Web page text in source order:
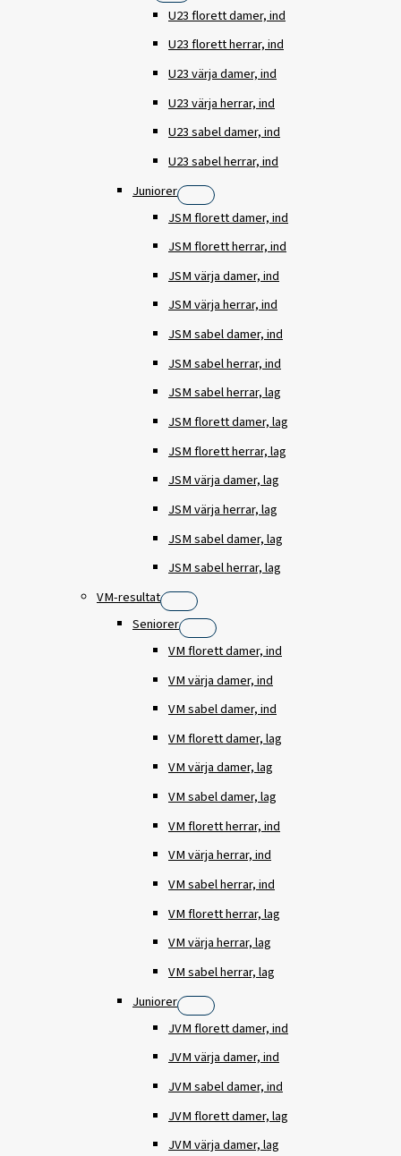
U23 florett damer, ind
U23 florett herrar, ind
U23 värja damer, ind
U23 värja herrar, ind
U23 sabel damer, ind
U23 sabel herrar, ind
Juniorer
JSM florett damer, ind
JSM florett herrar, ind
JSM värja damer, ind
JSM värja herrar, ind
JSM sabel damer, ind
JSM sabel herrar, ind
JSM sabel herrar, lag
JSM florett damer, lag
JSM florett herrar, lag
JSM värja damer, lag
JSM värja herrar, lag
JSM sabel damer, lag
JSM sabel herrar, lag
VM-resultat
Seniorer
VM florett damer, ind
VM värja damer, ind
VM sabel damer, ind
VM florett damer, lag
VM värja damer, lag
VM sabel damer, lag
VM florett herrar, ind
VM värja herrar, ind
VM sabel herrar, ind
VM florett herrar, lag
VM värja herrar, lag
VM sabel herrar, lag
Juniorer
JVM florett damer, ind
JVM värja damer, ind
JVM sabel damer, ind
JVM florett damer, lag
JVM värja damer, lag